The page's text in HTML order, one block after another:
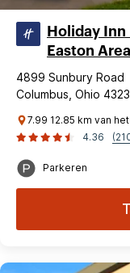
Holiday
Easton Area
4899 Sunbury Road
Columbus, Ohio
7.99 12.85 km van
4.36
Parkeren